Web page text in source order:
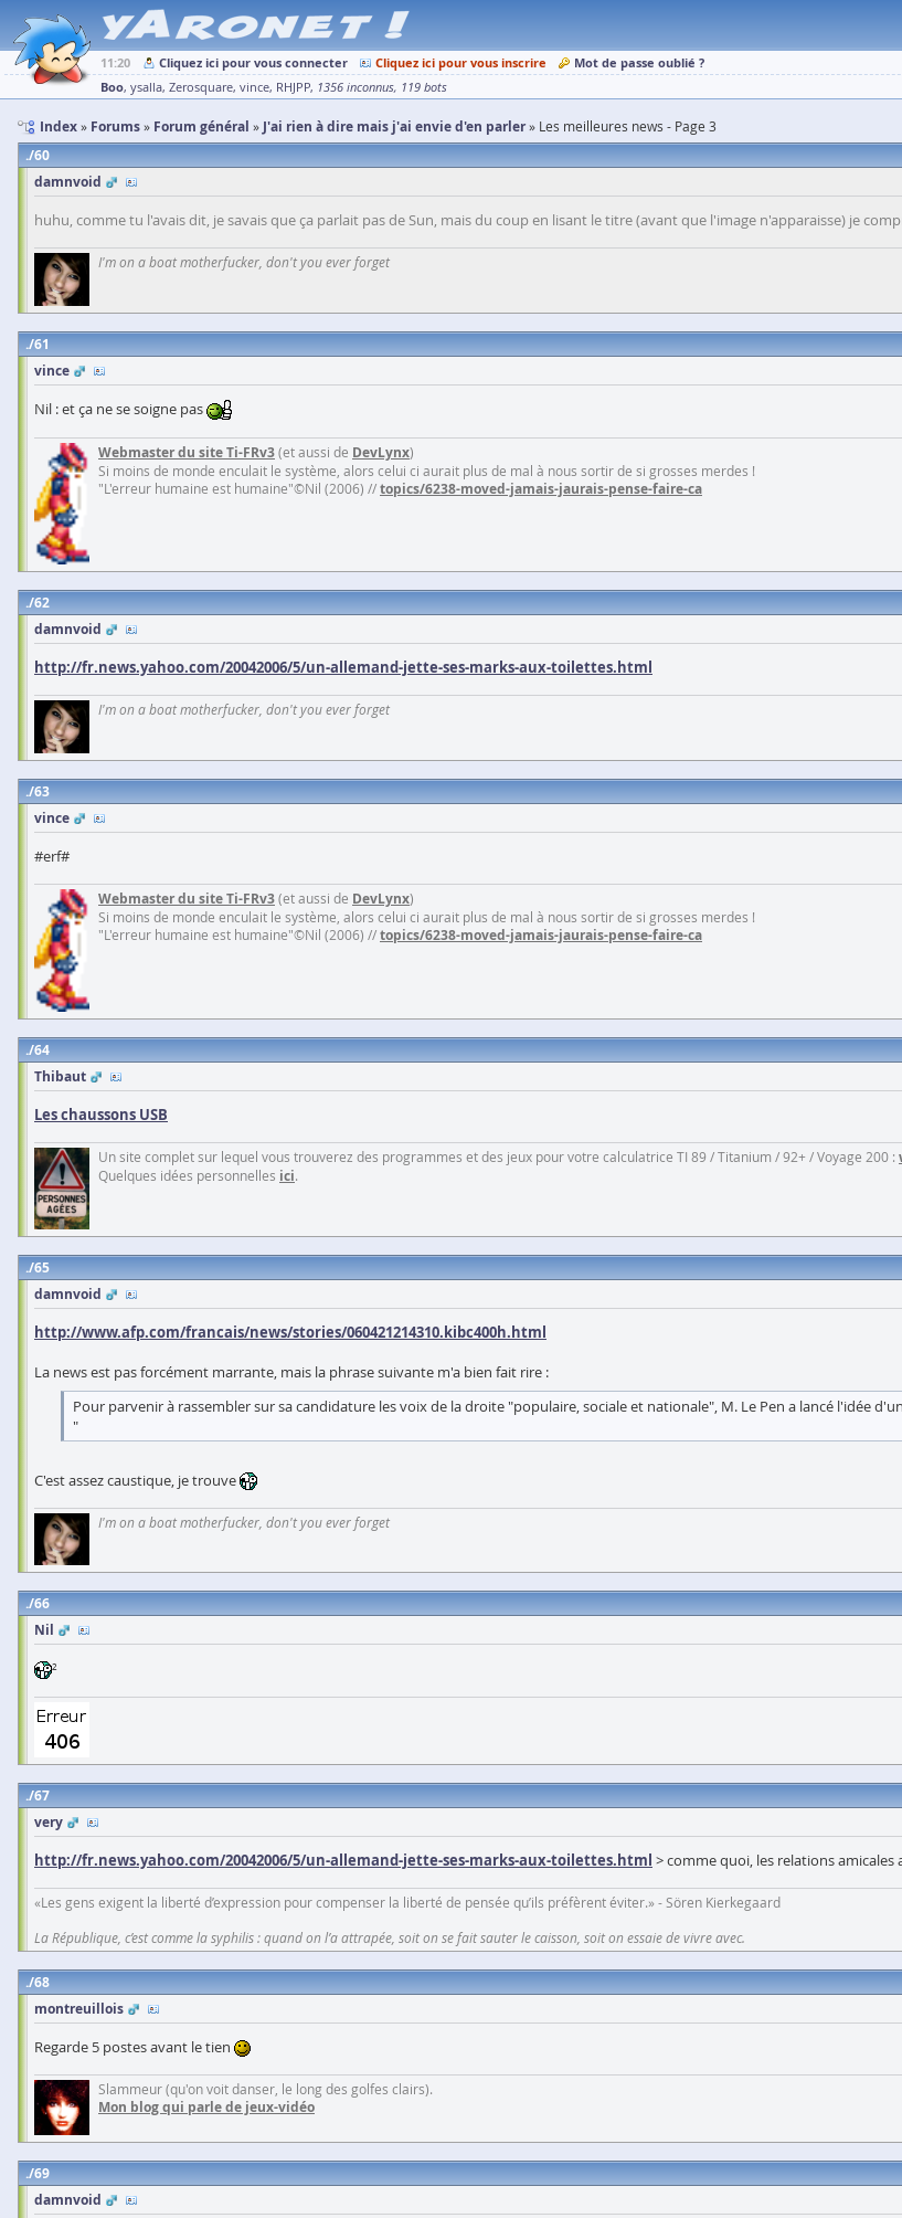
11:20 Cliquez ici pour vous connecter Cliquez ici pour vous inscrire
Mot de passe oublié ?
Boo ysalla Zerosquare vince RHJPP 1356 inconnus 119 bots
Index Forums Forum général J'ai rien à dire mais j'ai envie d'en parler Les meilleures news - Page 3
60
damnvoid
huhu, comme tu l'avais dit, je savais que ça parlait pas de Sun, mais du coup en lisant le titre (avant que l'image n'apparaisse) je
I'm on a boat motherfucker, don't you ever forget
61
vince
Nil : et ça ne se soigne pas
Webmaster du site Ti-FRv3(et aussi de DevLynx)
Si moins de monde enculait le système, alors celui ci aurait plus de mal à nous sortir de si grosses merdes !
"L'erreur humaine est humaine"©Nil (2006) //topics/6238-moved-jamais-jaurais-pense-faire-ca
62
damnvoid
http://fr.news.yahoo.com/20042006/5/un-allemand-jette-ses-marks-aux-toilettes.html
I'm on a boat motherfucker, don't you ever forget
63
vince
#erf#
Webmaster du site Ti-FRv3(et aussi de DevLynx)
Si moins de monde enculait le système, alors celui ci aurait plus de mal à nous sortir de si grosses merdes !
"L'erreur humaine est humaine"©Nil (2006) //topics/6238-moved-jamais-jaurais-pense-faire-ca
64
Thibaut
Les chaussons USB
Un site complet sur lequel vous trouverez des programmes et des jeux pour votre calculatrice TI 89 / Titanium / 92+ / Voyage 200 :
Quelques idées personnelles ici.
65
damnvoid
http://www.afp.com/francais/news/stories/060421214310.kibc400h.html
La news est pas forcément marrante, mais la phrase suivante m'a bien fait rire :
Pour parvenir à rassembler sur sa candidature les voix de la droite "populaire, sociale et nationale", M. Le Pen a lancé l'idée
"
C'est assez caustique, je trouve
I'm on a boat motherfucker, don't you ever forget
66
Nil
²
67
very
http://fr.news.yahoo.com/20042006/5/un-allemand-jette-ses-marks-aux-toilettes.html > comme quoi, les relations
«Les gens exigent la liberté d’expression pour compenser la liberté de pensée qu’ils préfèrent éviter.» - Sören Kierkegaard
La République, c’est comme la syphilis : quand on l’a attrapée, soit on se fait sauter le caisson, soit on essaie de vivre avec.
68
montreuillois
Regarde 5 postes avant le tien
Slammeur (qu'on voit danser, le long des golfes clairs).
Mon blog qui parle de jeux-vidéo
69
damnvoid